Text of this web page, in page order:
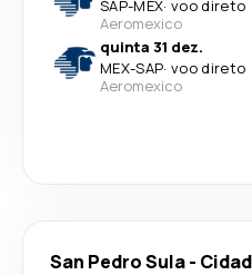
SAP-MEX· voo direto
Aeromexico
quinta 31 dez.
MEX-SAP· voo direto
Aeromexico
San Pedro Sula-